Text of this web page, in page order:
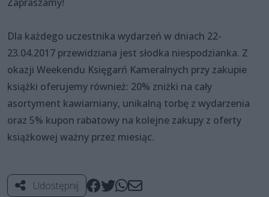
Dla każdego uczestnika wydarzeń w dniach 22-
23.04.2017 przewidziana jest słodka niespodzianka. Z
okazji Weekendu Księgarń Kameralnych przy zakupie
książki oferujemy również: 20% zniżki na cały
asortyment kawiarniany, unikalną torbę z wydarzenia
oraz 5% kupon rabatowy na kolejne zakupy z oferty
książkowej ważny przez miesiąc.
Udostępnij